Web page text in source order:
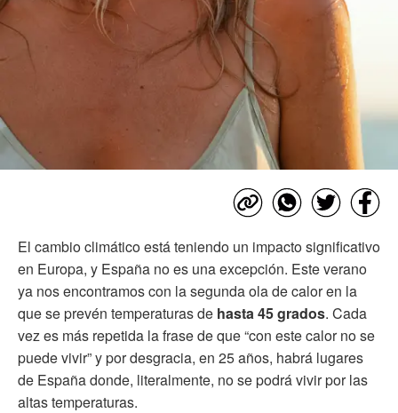
El cambio climático está teniendo un impacto significativo
en Europa, y España no es una excepción. Este verano
ya nos encontramos con la segunda ola de calor en la
que se prevén temperaturas de hasta 45 grados. Cada
vez es más repetida la frase de que “con este calor no se
puede vivir” y por desgracia, en 25 años, habrá lugares
de España donde, literalmente, no se podrá vivir por las
altas temperaturas.